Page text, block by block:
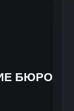
БЮРО